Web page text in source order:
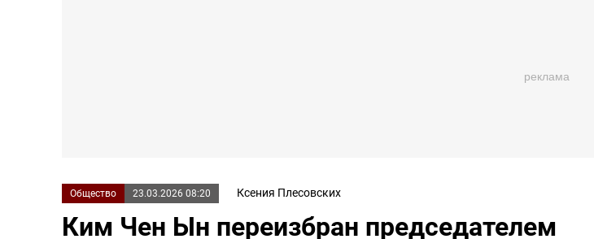
Общество 23.03.2026 08:20 Ксения Плесовских
Ким Чен Ын переизбран председателем